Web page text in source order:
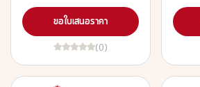
ขอใบเสนอราคา
(0)